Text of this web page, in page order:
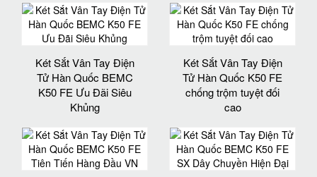
Két Sắt Vân Tay Điện
Tử Hàn Quốc BEMC
K50 FE Ưu Đãi Siêu
Khủng
Két Sắt Vân Tay Điện
Tử Hàn Quốc K50 FE
chống trộm tuyệt đối
cao